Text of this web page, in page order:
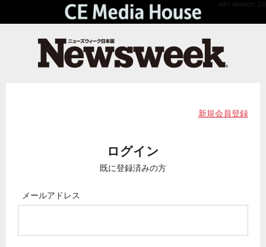
API Version 2.0
新規会員登録
ログイン
既に登録済みの方
メールアドレス